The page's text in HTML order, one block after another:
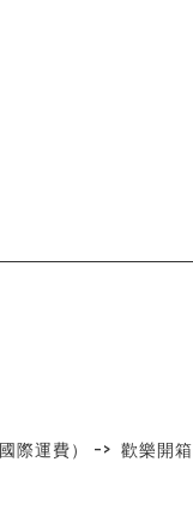
際運費） -> 歡樂開箱